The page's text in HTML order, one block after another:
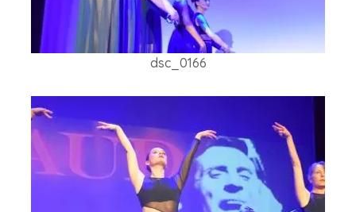
dsc_0166